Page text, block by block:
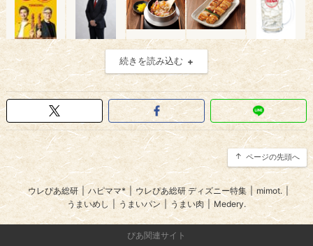
続きを読み込む
ページの先頭へ
ウレぴあ総研 | ハピママ* | ウレぴあ総研 ディズニー特集 mimot.
うまいめし
| うまいパン うまい肉 Medery.
ぴあ関連サイト